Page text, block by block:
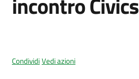
CondividiVedi azioni